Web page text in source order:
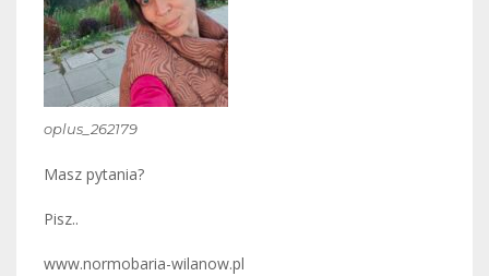
oplus_262179
Masz pytania?
Pisz..
www.normobaria-wilanow.pl